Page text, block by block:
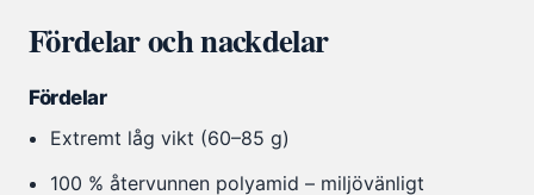
Fördelar och nackdelar
Fördelar
Extremt låg vikt (60–85 g)
100 % återvunnen polyamid – miljövänligt